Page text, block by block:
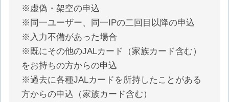
※虚偽・架空の申込
※同一ユーザー、同一IPの二回目以降の申込
※入力不備があった場合
※既にその他のJALカード（家族カード含む）
をお持ちの方からの申込
※過去に各種JALカードを所持したことがある
方からの申込（家族カード含む）